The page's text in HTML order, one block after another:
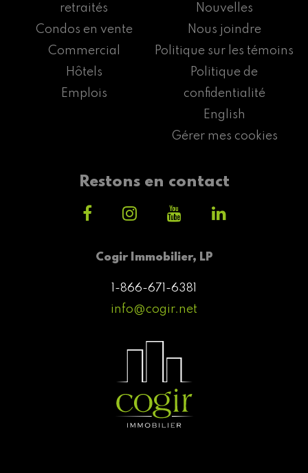
Cogir Immobilier, LP
1-866-671-6381
info@cogir.net
retraités
Condos en vente
Commercial
Hôtels
Emplois
Nouvelles
Nous joindre
Politique sur les témoins
Politique de
confidentialité
English
Gérer mes cookies
Restons en contact